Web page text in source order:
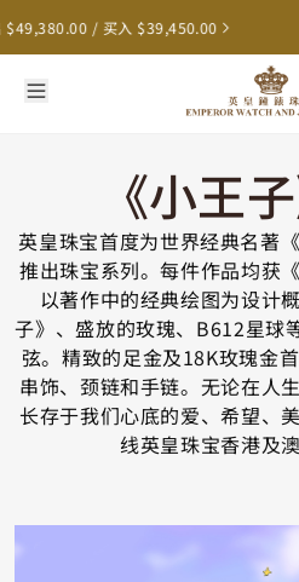
/ 买入 $39,450.00
《小王
英皇珠宝首度为世界经典名著
推出珠宝系列。每件作品均获
以著作中的经典绘图为设计
子》、盛放的玫瑰、B612星球
弦。精致的足金及18K玫瑰金
串饰、颈链和手链。无论在人
长存于我们心底的爱、希望、
线英皇珠宝香港及